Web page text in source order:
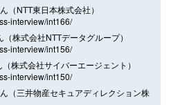
NTT東日本株式会社）
interview/int166/
式会社NTTデータグループ）
interview/int156/
式会社サイバーエージェント）
interview/int150/
三井物産セキュアディレクション株